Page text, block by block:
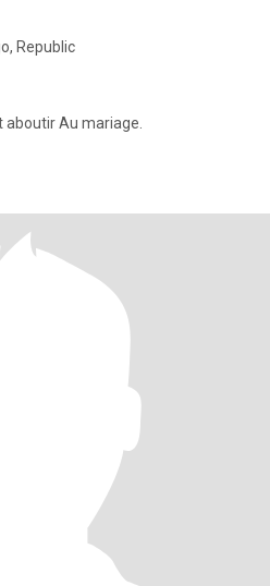
Republic
Au mariage.